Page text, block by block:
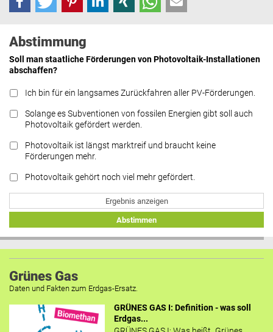
Abstimmung
Soll man staatliche Förderungen von Photovoltaik-Installationen
abschaffen?
Ich bin für ein langsames Zurückfahren aller PV-Förderungen.
Solange es Subventionen von fossilen Energien gibt soll auch
Photovoltaik gefördert werden.
Photovoltaik ist längst marktreif und braucht keine
Förderungen mehr.
Photovoltaik gehört noch viel mehr gefördert.
Ergebnis anzeigen
Abstimmen
Grünes Gas
Daten und Fakten zum Erdgas-Ersatz.
GRÜNES GAS I: Definition - was soll
Erdgas...